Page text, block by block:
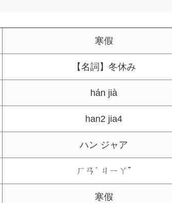
寒假
【名詞】冬休み
hán jià
han2 jia4
ハン ジャア
ㄏㄢˊ ㄐㄧㄚˇ
寒假